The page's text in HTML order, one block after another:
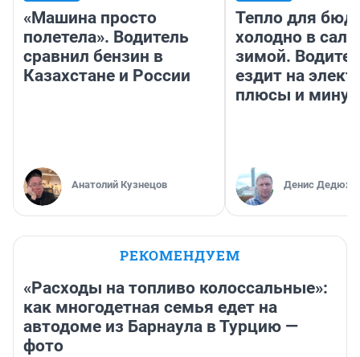
«Машина просто
полетела». Водитель
сравнил бензин в
Казахстане и России
Анатолий Кузнецов
Тепло для
холодно в
зимой.
ездит на
плюсы и
Денис
РЕКОМЕНДУЕМ
«Расходы на топливо колоссальные»:
как многодетная семья едет на
автодоме из Барнаула в Турцию —
фото